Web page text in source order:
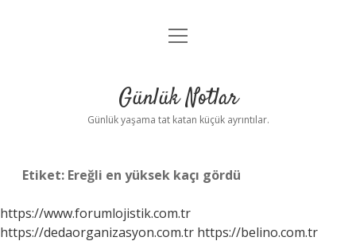
Anasayfa
Yasal Uyarı
menüyü
Günlük Notlar
Günlük yaşama tat katan küçük ayrıntılar.
Etiket: Ereğli en yüksek kaçı gördü
https://www.forumlojistik.com.tr
https://dedaorganizasyon.com.tr https://belino.com.tr